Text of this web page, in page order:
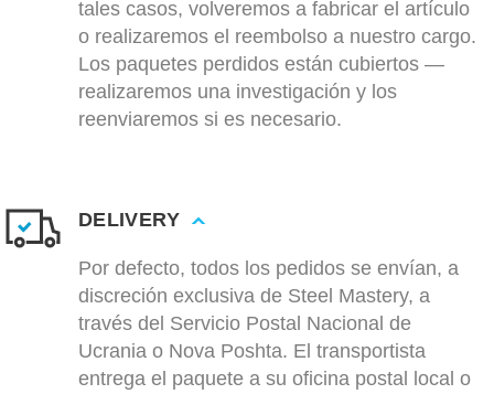
tales casos, volveremos a fabricar el artículo
o realizaremos el reembolso a nuestro cargo.
Los paquetes perdidos están cubiertos —
realizaremos una investigación y los
reenviaremos si es necesario.
DELIVERY
Por defecto, todos los pedidos se envían, a
discreción exclusiva de Steel Mastery, a
través del Servicio Postal Nacional de
Ucrania o Nova Poshta. El transportista
entrega el paquete a su oficina postal local o